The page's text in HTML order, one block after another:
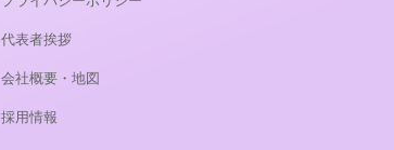
代表者挨拶
会社概要・地図
採用情報